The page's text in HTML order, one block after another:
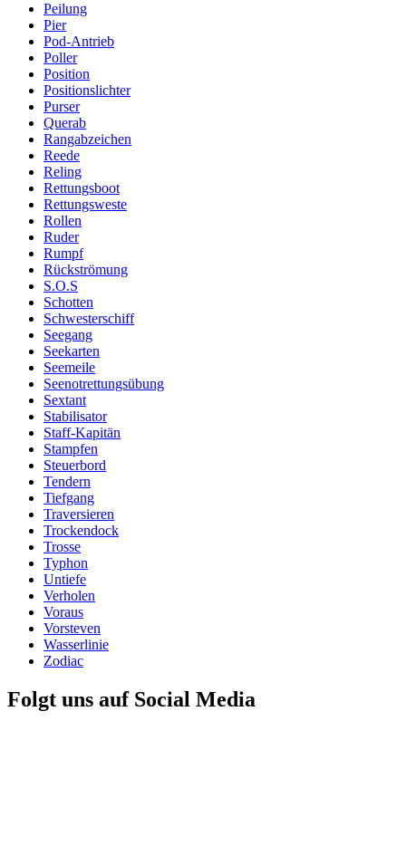
Peilung
Pier
Pod-Antrieb
Poller
Position
Positionslichter
Purser
Querab
Rangabzeichen
Reede
Reling
Rettungsboot
Rettungsweste
Rollen
Ruder
Rumpf
Rückströmung
S.O.S
Schotten
Schwesterschiff
Seegang
Seekarten
Seemeile
Seenotrettungsübung
Sextant
Stabilisator
Staff-Kapitän
Stampfen
Steuerbord
Tendern
Tiefgang
Traversieren
Trockendock
Trosse
Typhon
Untiefe
Verholen
Voraus
Vorsteven
Wasserlinie
Zodiac
Folgt uns auf Social Media